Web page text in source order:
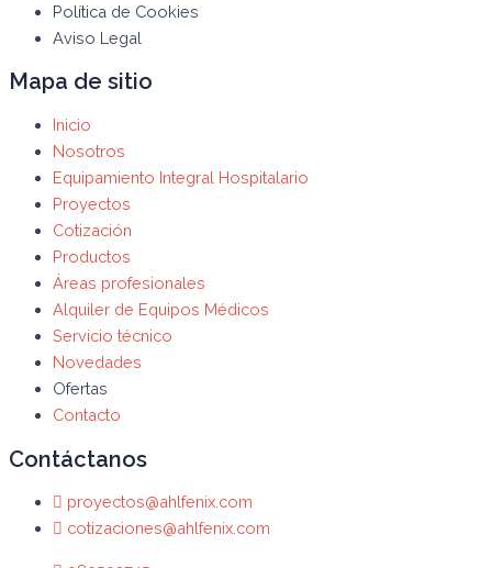
Política de Cookies
Aviso Legal
Mapa de sitio
Inicio
Nosotros
Equipamiento Integral Hospitalario
Proyectos
Cotización
Productos
Áreas profesionales
Alquiler de Equipos Médicos
Servicio técnico
Novedades
Ofertas
Contacto
Contáctanos
proyectos@ahlfenix.com
cotizaciones@ahlfenix.com